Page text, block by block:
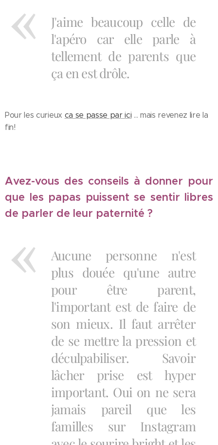
J'aime beaucoup celle de
l'apéro car elle parle à
tellement de parents que
ça en est drôle.
Pour les curieux ca se passe par ici ... mais revenez lire la
fin!
Avez-vous des conseils à donner pour
que les papas puissent se sentir libres
de parler de leur paternité ?
Aucune personne n'est
plus douée qu'une autre
pour être parent,
l'important est de faire de
son mieux. Il faut arrêter
de se mettre la pression et
déculpabiliser. Savoir
lâcher prise est hyper
important. Oui on ne sera
jamais pareil que les
familles sur Instagram